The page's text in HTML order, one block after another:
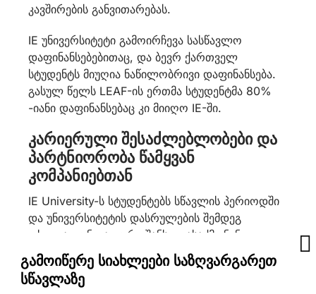
კავშირების განვითარებას.
IE უნივერსიტეტი გამოირჩევა სასწავლო
დაფინანსებებითაც, და ბევრ ქართველ
სტუდენტს მიუღია ნაწილობრივი დაფინანსება.
გასულ წელს LEAF-ის ერთმა სტუდენტმა 80%
-იანი დაფინანსებაც კი მიიღო IE-ში.
კარიერული შესაძლებლობები და
პარტნიორობა წამყვან
კომპანიებთან
IE University-ს სტუდენტებს სწავლის პერიოდში
და უნივერსიტეტის დასრულების შემდეგ
ეძლევათ უნიკალური შანსი დასაქმდნენ
მსოფლიოს წამყვან კომპანიებში. უნივერსიტეტს
პარტნიორობა აქვს ისეთ გლობალურ
ბრენდებთან, როგორიცაა:
გამოიწერე სიახლეები საზღვარგარეთ
სწავლაზე